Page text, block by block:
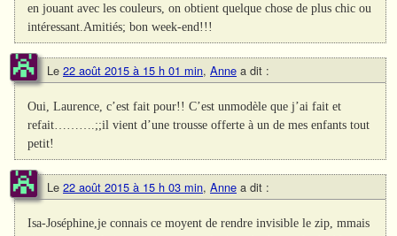
en jouant avec les couleurs, on obtient quelque chose de plus chic ou
intéressant.Amitiés; bon week-end!!!
Le 22 août 2015 à 15 h 01 min, Anne a dit :
Oui, Laurence, c’est fait pour!! C’est unmodèle que j’ai fait et
refait……….;;il vient d’une trousse offerte à un de mes enfants tout
petit!
Le 22 août 2015 à 15 h 03 min, Anne a dit :
Isa-Joséphine,je connais ce moyent de rendre invisible le zip, mmais